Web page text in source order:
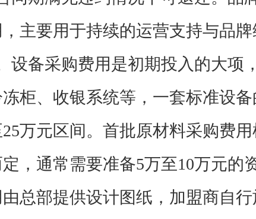
主要用于持续的运营支持与品
设备采购费用是初期投入的大项
柜、收银系统等，一套标准设
万元区间。首批原材料采购费
，通常需要准备5万至10万元的
总部提供设计图纸，加盟商自